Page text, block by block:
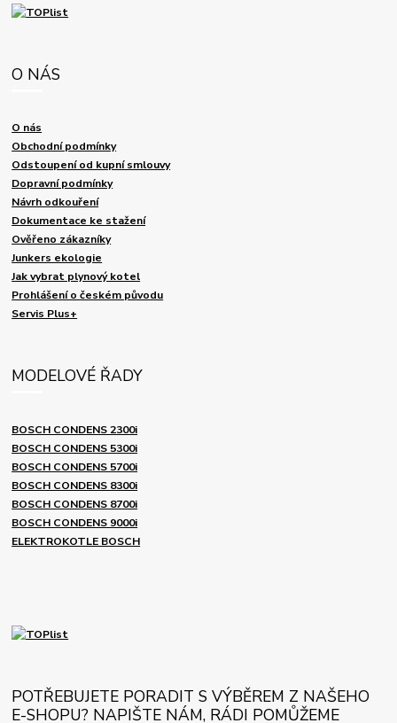
O NÁS
O nás
Obchodní podmínky
Odstoupení od kupní smlouvy
Dopravní podmínky
Návrh odkouření
Dokumentace ke stažení
Ověřeno zákazníky
Junkers ekologie
Jak vybrat plynový kotel
Prohlášení o českém původu
Servis Plus+
MODELOVÉ ŘADY
BOSCH CONDENS 2300i
BOSCH CONDENS 5300i
BOSCH CONDENS 5700i
BOSCH CONDENS 8300i
BOSCH CONDENS 8700i
BOSCH CONDENS 9000i
ELEKTROKOTLE BOSCH
POTŘEBUJETE PORADIT S VÝBĚREM Z NAŠEHO
E-SHOPU? NAPIŠTE NÁM, RÁDI POMŮŽEME